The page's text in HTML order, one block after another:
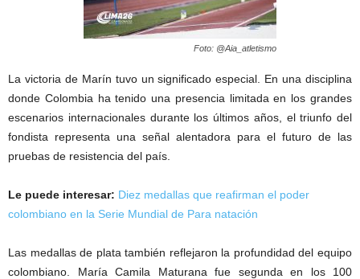
Foto: @Aia_atletismo
La victoria de Marín tuvo un significado especial. En una disciplina
donde Colombia ha tenido una presencia limitada en los grandes
escenarios internacionales durante los últimos años, el triunfo del
fondista representa una señal alentadora para el futuro de las
pruebas de resistencia del país.
Le puede interesar: Diez medallas que reafirman el poder
colombiano en la Serie Mundial de Para natación
Las medallas de plata también reflejaron la profundidad del equipo
colombiano. María Camila Maturana fue segunda en los 100